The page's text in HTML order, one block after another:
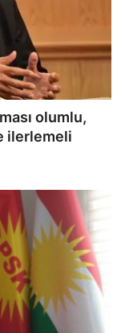
olumlu,
ilerlemeli